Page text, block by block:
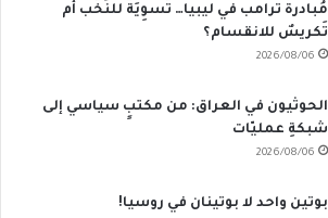
مُبادرةُ ترامب في ليبيا… تَسوِيَةٌ للنُخَب أم
تَكريسٌ للانقسام؟
2026/08/06
الحوثيون في العراق: من مكتبٍ سياسي إلى
شبكةِ عمليّات
2026/08/06
بوتين واحد لا بوتينان في روسيا!